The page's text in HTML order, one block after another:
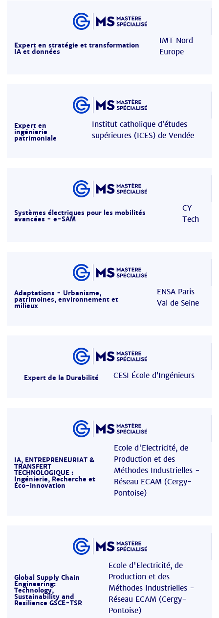
Expert en stratégie et transformation
IA et données
IMT Nord
Europe
Expert en
ingénierie
patrimoniale
Institut catholique d’études
supérieures (ICES) de Vendée
Systèmes électriques pour les mobilités
avancées - e-SAM
CY
Tech
Adaptations - Urbanisme,
patrimoines, environnement et
milieux
ENSA Paris
Val de Seine
Expert de la Durabilité CESI École d’Ingénieurs
IA, ENTREPRENEURIAT &
TRANSFERT
TECHNOLOGIQUE :
Ingénierie, Recherche et
Éco-innovation
Ecole d'Electricité, de
Production et des
Méthodes Industrielles -
Réseau ECAM (Cergy-
Pontoise)
Global Supply Chain
Engineering:
Technology,
Sustainability and
Resilience GSCE-TSR
Ecole d'Electricité, de
Production et des
Méthodes Industrielles -
Réseau ECAM (Cergy-
Pontoise)